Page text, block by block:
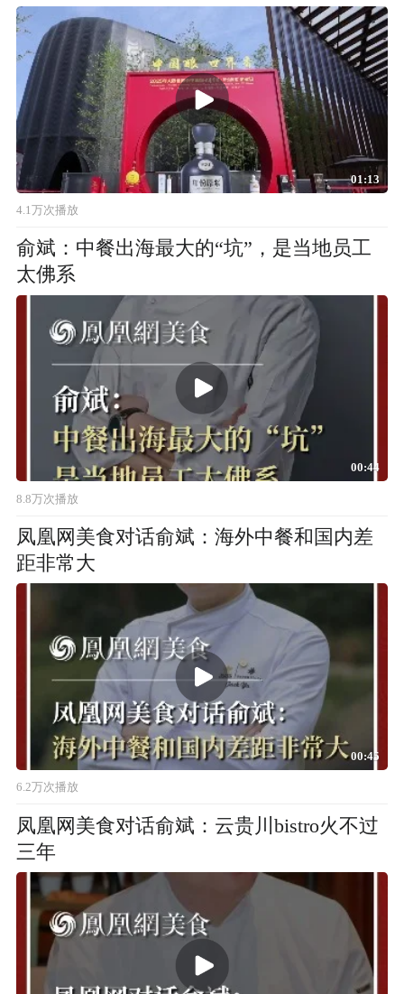
01:13
4.1万次播放
俞斌：中餐出海最大的“坑”，是当地员工
太佛系
00:44
8.8万次播放
凤凰网美食对话俞斌：海外中餐和国内差
距非常大
00:45
6.2万次播放
凤凰网美食对话俞斌：云贵川bistro火不过
三年